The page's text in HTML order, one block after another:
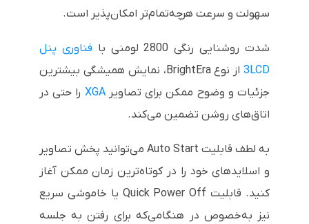
سهولت و سرعت هرچه‌تمام‌تر امکان‌پذیر است.
شدت روشنایی رنگی 2800 لومنی با
فناوری پنل
3LCD از نوعBrightEra، نمایش همیشگی بیشترین
جزئیات و وضوح ممکن برای تصاویرXGA را حتی در
اتاق‌های روشن تضمین می‌کند.
به لطف قابلیت Auto Start می‌توانید پخش تصاویر
و اسلایدهای خود را در کوتاه‌ترین زمان ممکن آغاز
کنید. قابلیت Quick Power Off یا خاموشی سریع
نیز به‌خصوص در هنگامی‌که برای رفتن به جلسه